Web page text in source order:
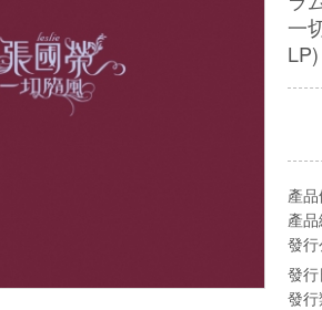
一
LP)
產
產品
發
發
發